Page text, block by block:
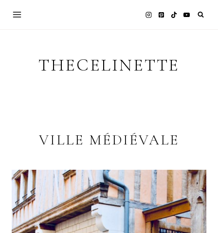
THECELINETTE
VILLE MÉDIÉVALE